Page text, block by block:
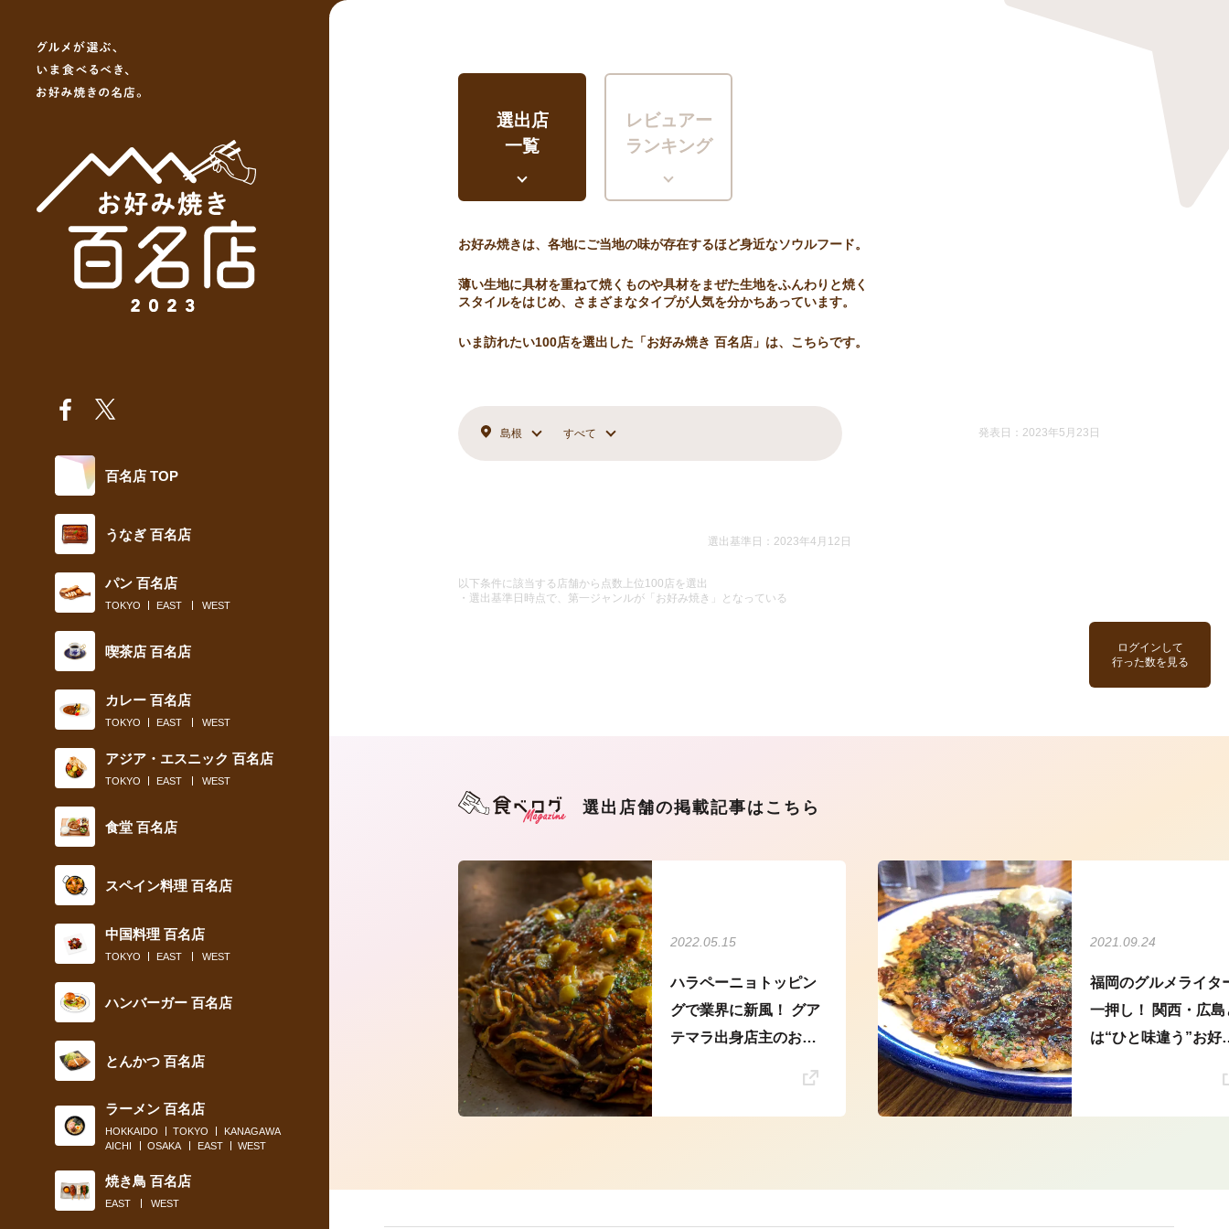
百名店 TOP
うなぎ 百名店
パン 百名店
TOKYO EAST WEST
喫茶店 百名店
カレー 百名店
TOKYO EAST WEST
アジア・エスニック 百名店
TOKYO EAST WEST
食堂 百名店
スペイン料理 百名店
中国料理 百名店
TOKYO EAST WEST
ハンバーガー 百名店
とんかつ 百名店
ラーメン 百名店
HOKKAIDO TOKYO
KANAGAWA
AICHI
OSAKA EAST WEST
焼き鳥 百名店
EAST WEST
選出店
一覧
レビュアー
ランキング
お好み焼きは、各地にご当地の味が存在するほど身近なソウルフード。
薄い生地に具材を重ねて焼くものや具材をまぜた生地をふんわりと焼く
スタイルをはじめ、さまざまなタイプが人気を分かちあっています。
いま訪れたい100店を選出した「お好み焼き 百名店」は、こちらです。
島根 すべて 発表日：2023年5月23日
選出基準日：2023年4月12日
以下条件に該当する店舗から点数上位100店を選出
・選出基準日時点で、第一ジャンルが「お好み焼き」となっている
ログインして
行った数を見る
選出店舗の掲載記事はこちら
2022.05.15
ハラペーニョトッピン
グで業界に新風！ グア
テマラ出身店主のお好
2021.09.24
福岡のグルメライタ
一押し！ 関西・広島
は“ひと味違う”お好